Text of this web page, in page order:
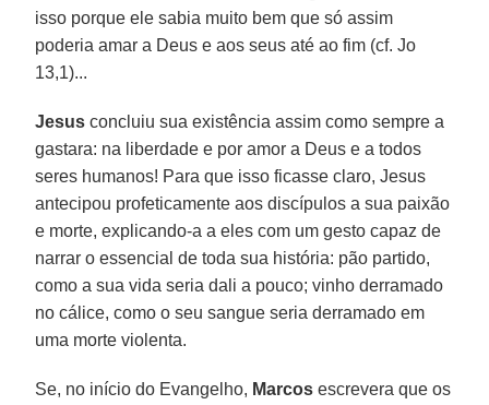
isso porque ele sabia muito bem que só assim
poderia amar a Deus e aos seus até ao fim (cf. Jo
13,1)...
Jesus concluiu sua existência assim como sempre a
gastara: na liberdade e por amor a Deus e a todos
seres humanos! Para que isso ficasse claro, Jesus
antecipou profeticamente aos discípulos a sua paixão
e morte, explicando-a a eles com um gesto capaz de
narrar o essencial de toda sua história: pão partido,
como a sua vida seria dali a pouco; vinho derramado
no cálice, como o seu sangue seria derramado em
uma morte violenta.
Se, no início do Evangelho, Marcos escrevera que os